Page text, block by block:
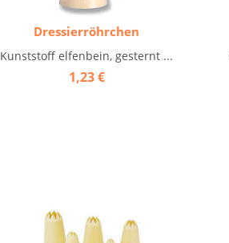
Dressierröhrchen
Kunststoff elfenbein, gesternt ...
1,23 €